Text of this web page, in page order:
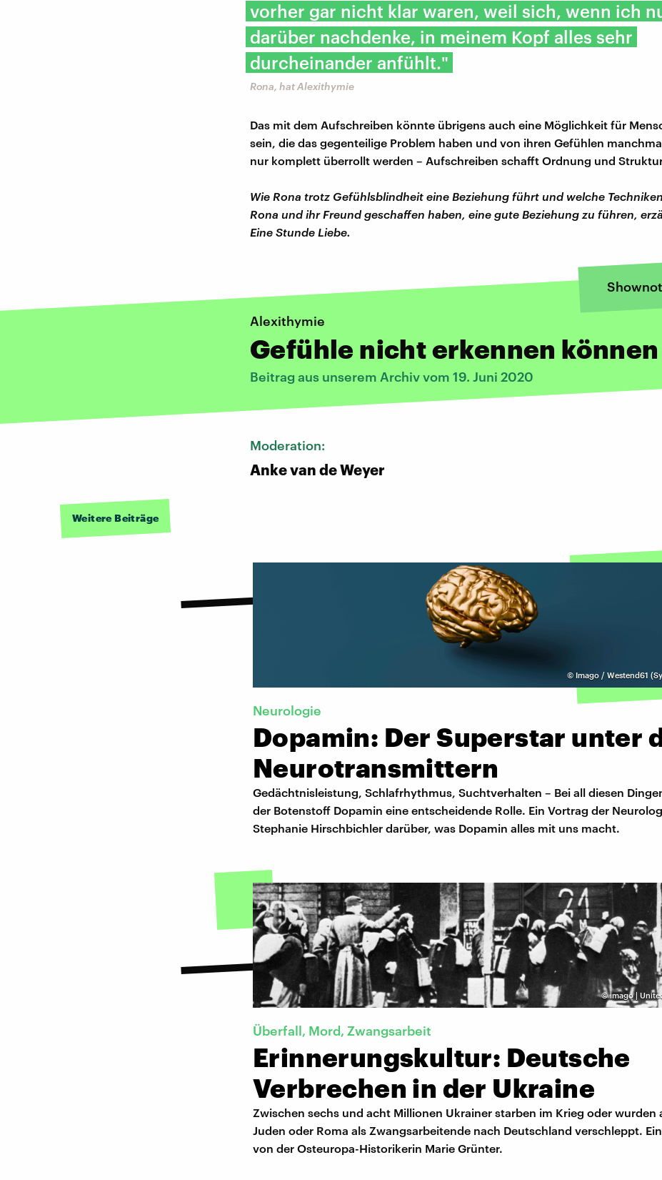
vorher gar nicht klar waren, weil sich, wenn ich
darüber nachdenke, in meinem Kopf alles sehr
durcheinander anfühlt."
Rona, hat Alexithymie
Das mit dem Aufschreiben könnte übrigens auch eine Möglichkeit für
sein, die das gegenteilige Problem haben und von ihren Gefühlen
nur komplett überrollt werden – Aufschreiben schafft Ordnung und
Wie Rona trotz Gefühlsblindheit eine Beziehung führt und welche
Rona und ihr Freund geschaffen haben, eine gute Beziehung zu führen,
Eine Stunde Liebe.
Alexithymie
Gefühle nicht erkennen können
Beitrag aus unserem Archiv vom 19. Juni 2020
Moderation:
Anke van de Weyer
Weitere Beiträge
© Imago / Westend61
Neurologie
Dopamin: Der Superstar unter
Neurotransmittern
Gedächtnisleistung, Schlafrhythmus, Suchtverhalten – Bei all diesen
der Botenstoff Dopamin eine entscheidende Rolle. Ein Vortrag der
Stephanie Hirschbichler darüber, was Dopamin alles mit uns macht.
©imago |
Überfall, Mord, Zwangsarbeit
Erinnerungskultur: Deutsche
Verbrechen in der Ukraine
Zwischen sechs und acht Millionen Ukrainer starben im Krieg oder wurden
Juden oder Roma als Zwangsarbeitende nach Deutschland verschleppt.
von der Osteuropa-Historikerin Marie Grünter.